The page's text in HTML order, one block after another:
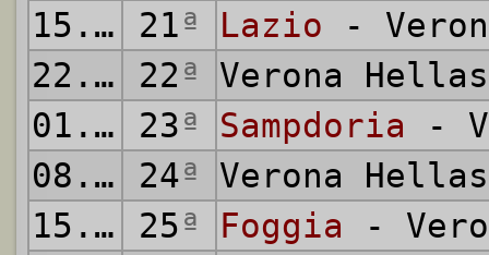
15.02.1981
21ª Lazio -
22.02.1981
22ª
Verona
01.03.1981
23ª Sampdoria -
08.03.1981
24ª
Verona
15.03.1981
25ª Foggia -